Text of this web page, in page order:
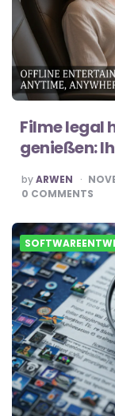
Filme legal
genießen:
POSTED
BY
byARWEN
0 COMMENTS